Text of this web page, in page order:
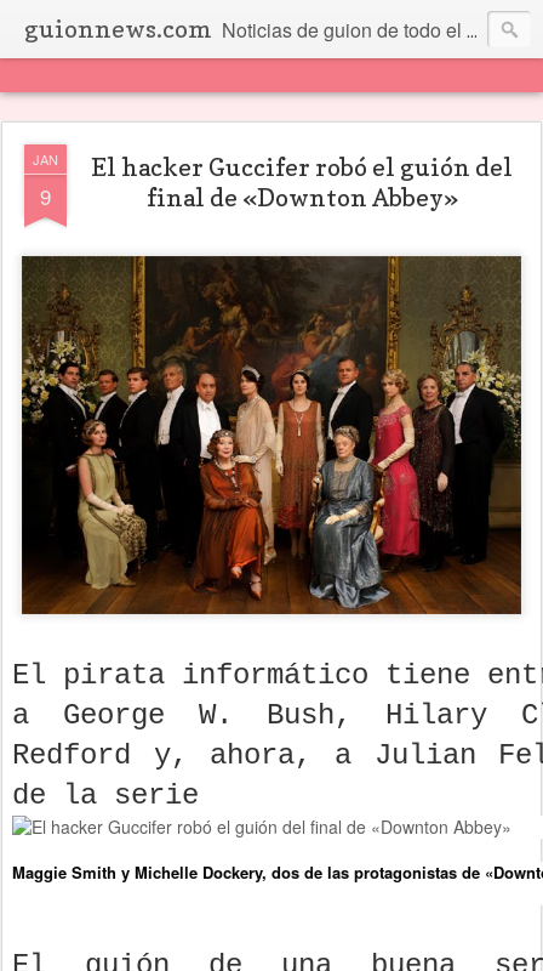
guionnews.com Noticias de guion de todo el mundo... Y más.
JAN
9
El hacker Guccifer robó el guión del
final de «Downton Abbey»
El pirata informático tiene
a George W. Bush, Hilary
Redford y, ahora, a Julian
de la serie
Maggie Smith y Michelle Dockery, dos de las protagonistas de